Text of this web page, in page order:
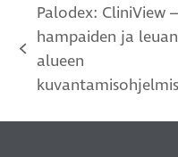
previous
post:
Palodex: CliniView –
hampaiden ja leuan
alueen